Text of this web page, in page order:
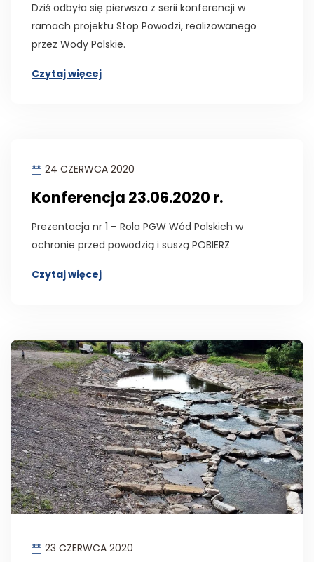
Dziś odbyła się pierwsza z serii konferencji w
ramach projektu Stop Powodzi, realizowanego
przez Wody Polskie.
Czytaj więcej
24 CZERWCA 2020
Konferencja 23.06.2020 r.
Prezentacja nr 1 – Rola PGW Wód Polskich w
ochronie przed powodzią i suszą POBIERZ
Czytaj więcej
23 CZERWCA 2020